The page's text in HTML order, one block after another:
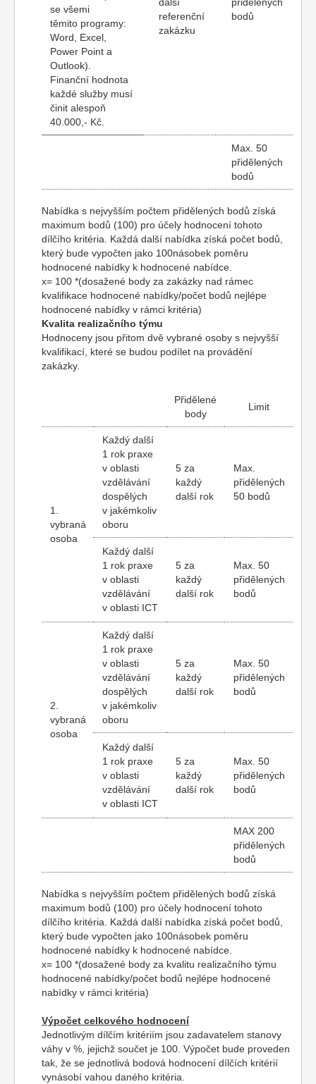
se všemi
těmito programy:
Word, Excel,
Power Point a
Outlook).
Finanční hodnota
každé služby musí
činit alespoň
40.000,- Kč.
referenční
zakázku
bodů
Max. 50
přidělených
bodů
Nabídka s nejvyšším počtem přidělených bodů získá
maximum bodů (100) pro účely hodnocení tohoto
dílčího kritéria. Každá další nabídka získá počet bodů,
který bude vypočten jako 100násobek poměru
hodnocené nabídky k hodnocené nabídce.
x= 100 *(dosažené body za zakázky nad rámec
kvalifikace hodnocené nabídky/počet bodů nejlépe
hodnocené nabídky v rámci kritéria)
Kvalita realizačního týmu
Hodnoceny jsou přitom dvě vybrané osoby s nejvyšší
kvalifikací, které se budou podílet na provádění
zakázky.
Přidělené
body
Limit
1.
vybraná
osoba
Každý další
1 rok praxe
v oblasti
vzdělávání
dospělých
v jakémkoliv
oboru
5 za
každý
další rok
Max.
přidělených
50 bodů
Každý další
1 rok praxe
v oblasti
vzdělávání
v oblasti ICT
5 za
každý
další rok
Max. 50
přidělených
bodů
2.
vybraná
osoba
Každý další
1 rok praxe
v oblasti
vzdělávání
dospělých
v jakémkoliv
oboru
5 za
každý
další rok
Max. 50
přidělených
bodů
Každý další
1 rok praxe
v oblasti
vzdělávání
v oblasti ICT
5 za
každý
další rok
Max. 50
přidělených
bodů
MAX 200
přidělených
bodů
Nabídka s nejvyšším počtem přidělených bodů získá
maximum bodů (100) pro účely hodnocení tohoto
dílčího kritéria. Každá další nabídka získá počet bodů,
který bude vypočten jako 100násobek poměru
hodnocené nabídky k hodnocené nabídce.
x= 100 *(dosažené body za kvalitu realizačního týmu
hodnocené nabídky/počet bodů nejlépe hodnocené
nabídky v rámci kritéria)
Výpočet celkového hodnocení
Jednotlivým dílčím kritériím jsou zadavatelem stanovy
váhy v %, jejichž součet je 100. Výpočet bude proveden
tak, že se jednotlivá bodová hodnocení dílčích kritérií
vynásobí vahou daného kritéria.